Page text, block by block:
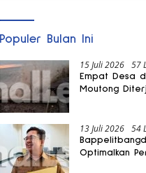
Populer Bulan Ini
15 Juli 2026 57
Empat Desa
Moutong
13 Juli 2026 54
Optimalkan